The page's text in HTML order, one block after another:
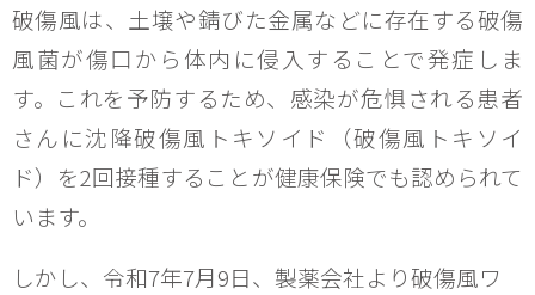
破傷風は、土壌や錆びた金属などに存在する破傷
風菌が傷口から体内に侵入することで発症しま
す。これを予防するため、感染が危惧される患者
さんに沈降破傷風トキソイド（破傷風トキソイ
ド）を2回接種することが健康保険でも認められて
います。
しかし、令和7年7月9日、製薬会社より破傷風ワ